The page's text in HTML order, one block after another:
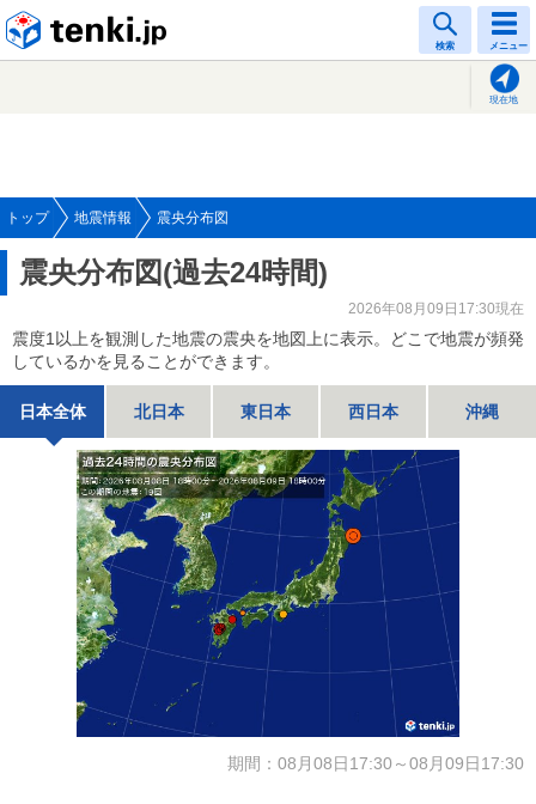
検索 メニュー
現在地
トップ 地震情報 震央分布図
震央分布図(過去24時間)
2026年08月09日17:30現在
震度1以上を観測した地震の震央を地図上に表示。どこで地震が頻発
しているかを見ることができます。
日本全体 北日本 東日本 西日本 沖縄
期間：08月08日17:30～08月09日17:30